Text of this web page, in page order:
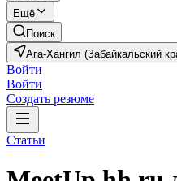
Ещё
Поиск
Ага-Хангил (Забайкальский
Войти
Войти
Создать резюме
Статьи